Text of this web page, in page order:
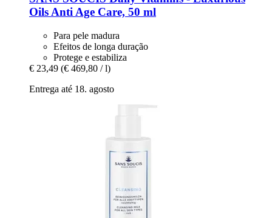
Oils Anti Age Care, 50 ml
Para pele madura
Efeitos de longa duração
Protege e estabiliza
€ 23,49 (€ 469,80 / l)
Entrega até 18. agosto